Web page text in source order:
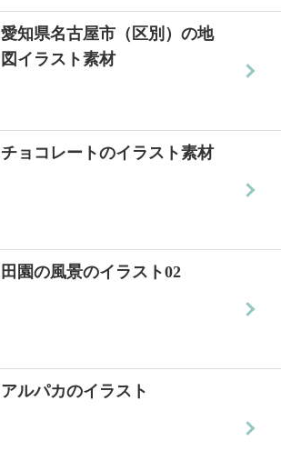
愛知県名古屋市（区別）の地
図イラスト素材
チョコレートのイラスト素材
田園の風景のイラスト02
アルパカのイラスト